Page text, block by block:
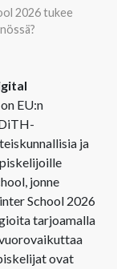
2026 tukee
on EU:n
ja
jonne
School 2026
tarjoamalla
ovat